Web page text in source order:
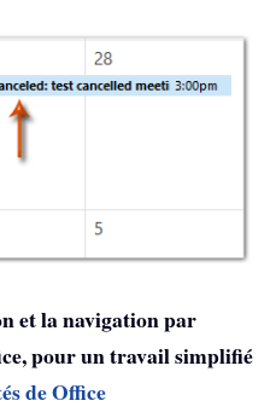
et la navigation par
pour un travail simplifié
de Office